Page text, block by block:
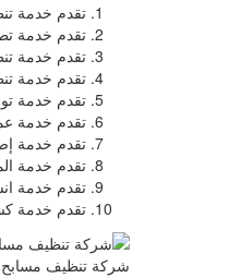
تقدم خدمة
تقدم خدمة
تقدم خدمة
تقدم خدمة
تقدم خدمة
تقدم خدمة
تقدم خدمة
تقدم خدمة
تقدم خدمة
تقدم خدمة
شركة تنظيف مسابح